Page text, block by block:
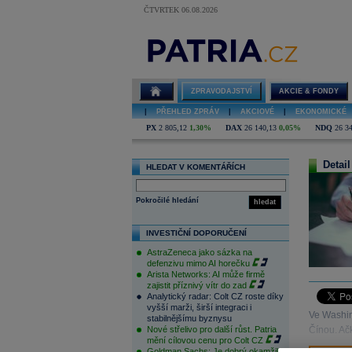
ČTVRTEK 06.08.2026
ZPRAVODAJSTVÍ AKCIE & FONDY
PŘEHLED ZPRÁV AKCIOVÉ EKONOMICKÉ
PX 2 805,12 1,30% DAX 26 140,13 0,05% NDQ 26
HLEDAT V KOMENTÁŘÍCH
hledat
Pokročilé hledání
INVESTIČNÍ DOPORUČENÍ
AstraZeneca jako sázka na
defenzivu mimo AI horečku
Arista Networks: AI může firmě
zajistit příznivý vítr do zad
Analytický radar: Colt CZ roste díky
vyšší marži, širší integraci i
stabilnějšímu byznysu
Nové střelivo pro další růst. Patria
mění cílovou cenu pro Colt CZ
Ve
Čínou.